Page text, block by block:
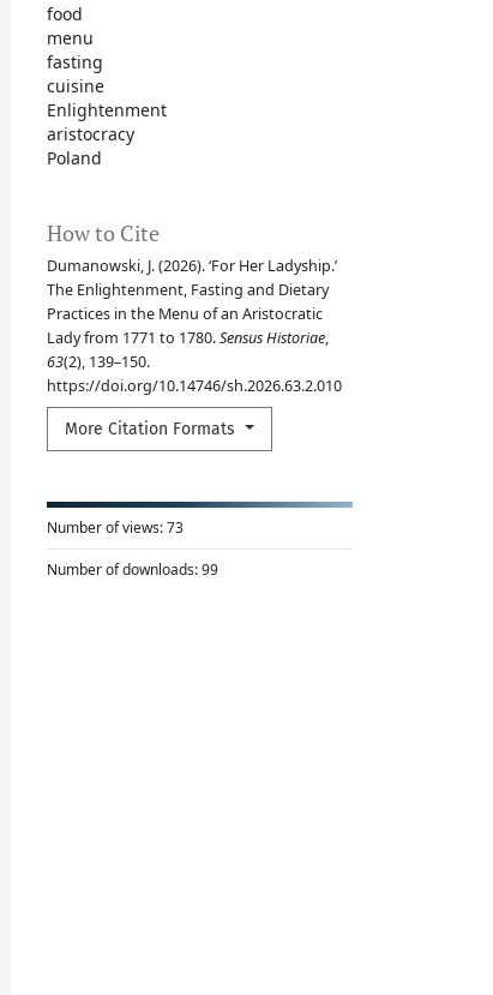
food
menu
fasting
cuisine
Enlightenment
aristocracy
Poland
How to Cite
Dumanowski, J. (2026). ‘For Her Ladyship.’
The Enlightenment, Fasting and Dietary
Practices in the Menu of an Aristocratic
Lady from 1771 to 1780.Sensus Historiae,
63(2), 139–150.
https://doi.org/10.14746/sh.2026.63.2.010
More Citation Formats
Number of views:73
Number of downloads:99